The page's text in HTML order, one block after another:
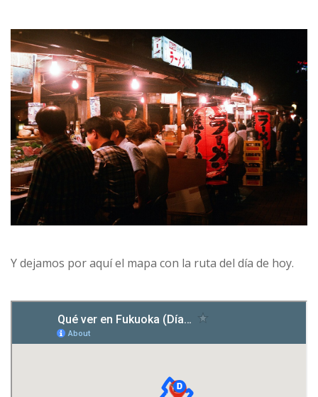
Y dejamos por aquí el mapa con la ruta del día de hoy.